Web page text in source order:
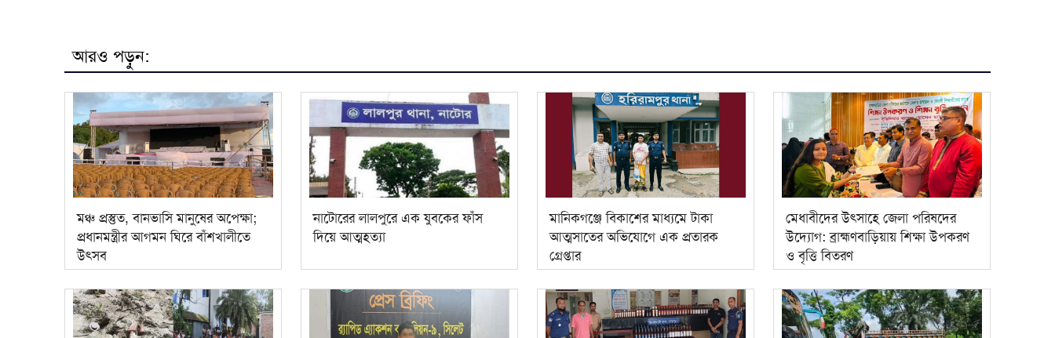
আরও পড়ুন:
মঞ্চ প্রস্তুত, বানভাসি মানুষের অপেক্ষা;
প্রধানমন্ত্রীর আগমন ঘিরে বাঁশখালীতে
উৎসব
নাটোরের লালপুরে এক যুবকের ফাঁস
দিয়ে আত্মহত্যা
‎মানিকগঞ্জে বিকাশের মাধ্যমে টাকা
আত্মসাতের অভিযোগে এক প্রতারক
গ্রেপ্তার
মেধাবীদের উৎসাহে জেলা পরিষদের
উদ্যোগ: ব্রাহ্মণবাড়িয়ায় শিক্ষা উপকরণ
ও বৃত্তি বিতরণ